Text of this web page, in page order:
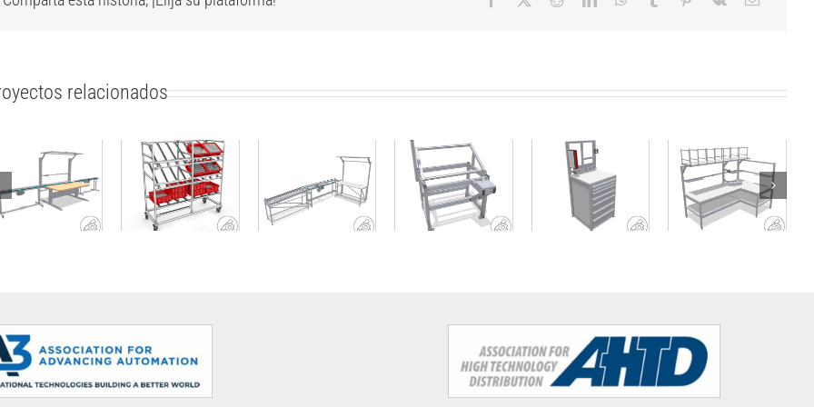
relacionados
Banco de
trabajo con
cinta
transportadora
Carro lateral
modular
hecho con
tubos
trabajo con
cinta
transportadora
y almacén
Mesa de
robot variable
para
aplicaciones
Cajonera con
superficie de
trabajo y
montante
Mesa en
forma de L
para tareas de
empaquetado